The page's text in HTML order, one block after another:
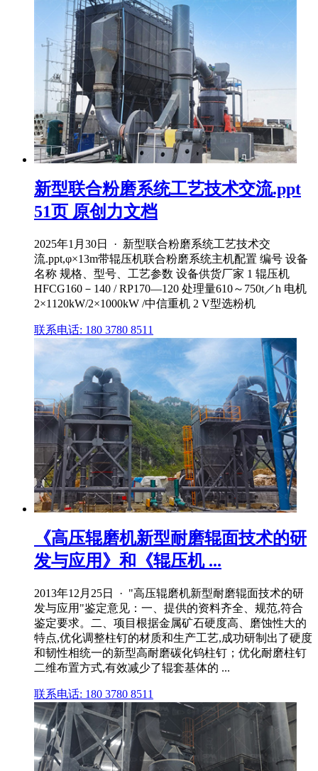
新型联合粉磨系统工艺技术交流.ppt
51页 原创力文档
2025年1月30日 · 新型联合粉磨系统工艺技术交
流.ppt,φ×13m带辊压机联合粉磨系统主机配置 编号 设备
名称 规格、型号、工艺参数 设备供货厂家 1 辊压机
HFCG160－140 / RP170—120 处理量610～750t／h 电机
2×1120kW/2×1000kW /中信重机 2 V型选粉机
联系电话: 180 3780 8511
《高压辊磨机新型耐磨辊面技术的研
发与应用》和《辊压机 ...
2013年12月25日 · "高压辊磨机新型耐磨辊面技术的研
发与应用"鉴定意见：一、提供的资料齐全、规范,符合
鉴定要求。二、项目根据金属矿石硬度高、磨蚀性大的
特点,优化调整柱钉的材质和生产工艺,成功研制出了硬度
和韧性相统一的新型高耐磨碳化钨柱钉；优化耐磨柱钉
二维布置方式,有效减少了辊套基体的 ...
联系电话: 180 3780 8511